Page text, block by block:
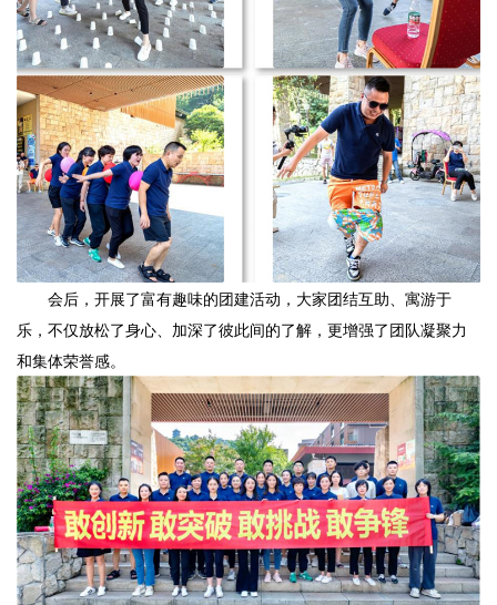
会后，开展了富有趣味的团建活动，大家团结互助、寓游于
乐，不仅放松了身心、加深了彼此间的了解，更增强了团队凝聚力
和集体荣誉感。